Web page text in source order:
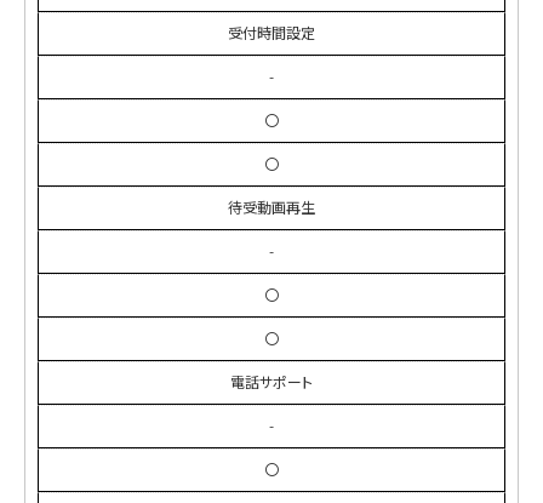
受付時間設定
-
〇
〇
待受動画再生
-
〇
〇
電話サポート
-
〇